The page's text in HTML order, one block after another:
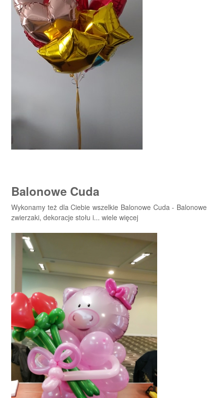
Balonowe Cuda
Wykonamy też dla Ciebie wszelkie Balonowe Cuda - Balonowe
zwierzaki, dekoracje stołu i... wiele więcej